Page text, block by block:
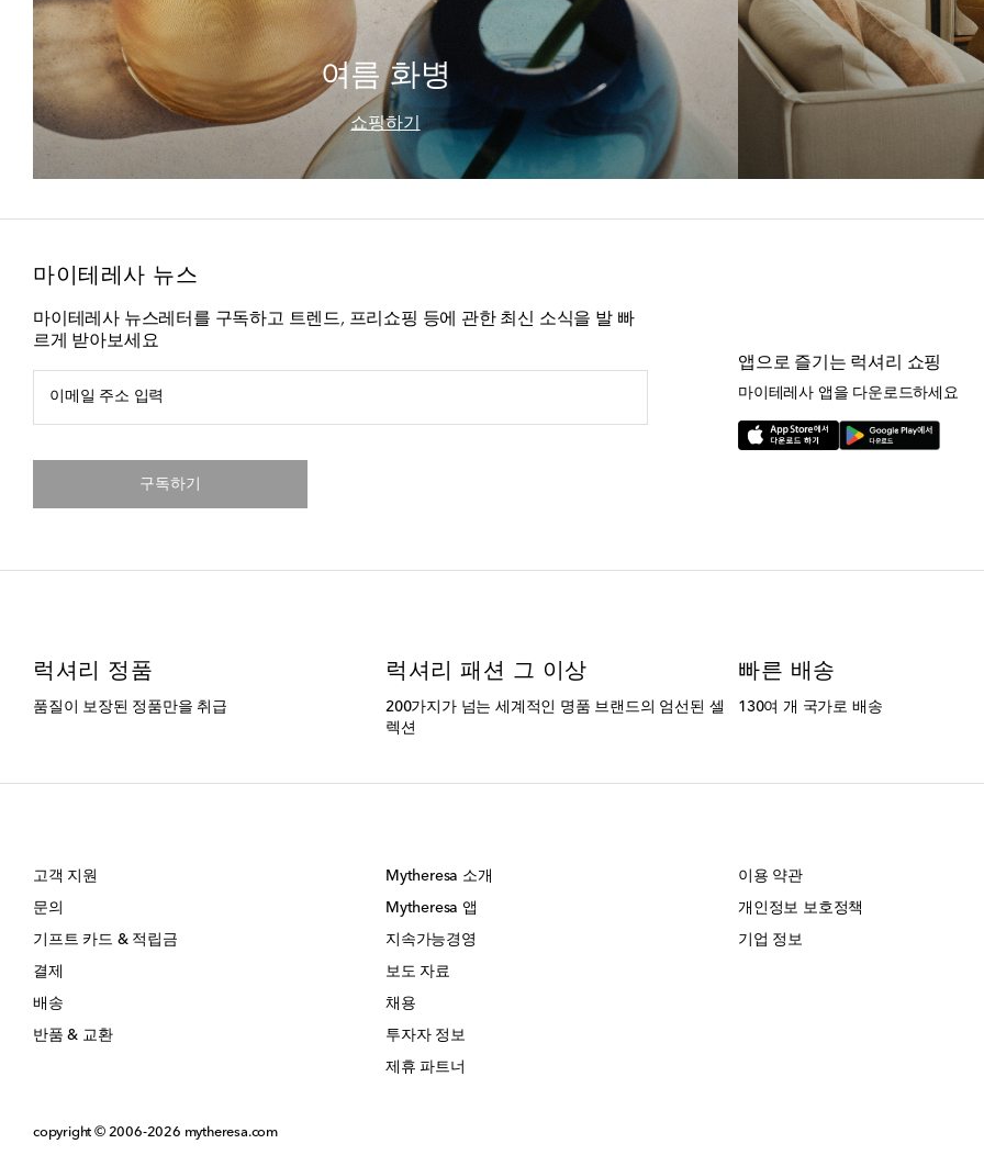
여름 화병
쇼핑하기
마이테레사 뉴스
마이테레사 뉴스레터를 구독하고 트렌드, 프리쇼핑 등에 관한 최신 소식을 발 빠
르게 받아보세요
이메일 주소 입력
구독하기
앱으로 즐기는 럭셔리 쇼핑
마이테레사 앱을 다운로드하세요
럭셔리 정품
품질이 보장된 정품만을 취급
럭셔리 패션 그 이상
200가지가 넘는 세계적인 명품 브랜드의 엄선된 셀
렉션
빠른 배송
130여 개 국가로 배송
고객 지원
문의
기프트 카드 & 적립금
결제
배송
반품 & 교환
Mytheresa 소개
Mytheresa 앱
지속가능경영
보도 자료
채용
투자자 정보
제휴 파트너
이용 약관
개인정보 보호정책
기업 정보
copyright © 2006-2026 mytheresa.com